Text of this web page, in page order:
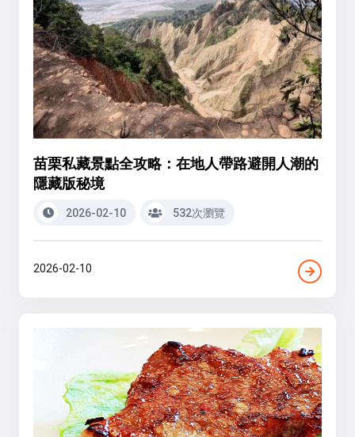
苗栗私藏景點全攻略：在地人帶路避開人潮的
隱藏版秘境
2026-02-10 532次瀏覽
2026-02-10